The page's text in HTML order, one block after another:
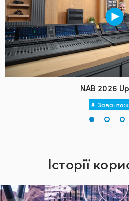
NAB 2026
Історії